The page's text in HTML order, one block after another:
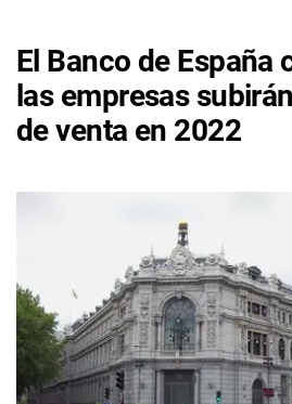
El Banco de España
las empresas
de venta en 2022